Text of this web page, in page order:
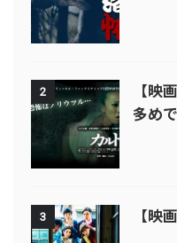
2
【
多め
3 【映